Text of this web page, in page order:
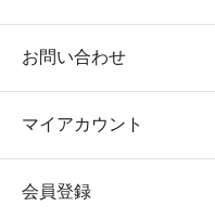
お問い合わせ
マイアカウント
会員登録